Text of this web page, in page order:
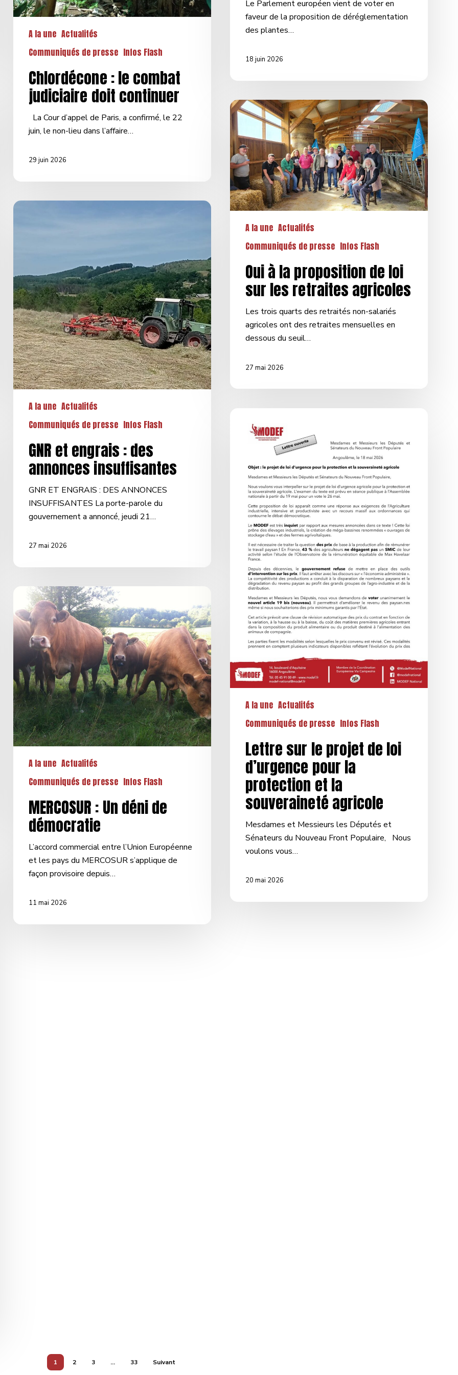
A la une Actualités
Communiqués de presse Infos Flash
Chlordécone : le combat
judiciaire doit continuer
La Cour d’appel de Paris, a confirmé, le 22
juin, le non-lieu dans l’affaire…
29 juin 2026
Le Parlement européen vient de voter en
faveur de la proposition de déréglementation
des plantes…
18 juin 2026
Oui
à
la
proposition
de
loi
sur
les
retraites
agricoles
A la une Actualités
Communiqués de presse Infos Flash
Oui à la proposition de loi
sur les retraites agricoles
Les trois quarts des retraités non-salariés
agricoles ont des retraites mensuelles en
dessous du seuil…
27 mai 2026
GNR
annonces
insuffisantes
A la une Actualités
Communiqués de presse Infos Flash
GNR et engrais : des
annonces insuffisantes
GNR ET ENGRAIS : DES ANNONCES
INSUFFISANTES La porte-parole du
gouvernement a annoncé, jeudi 21…
27 mai 2026
d’urgence
protection
souveraineté
agricole
A la une Actualités
Communiqués de presse Infos Flash
Lettre sur le projet de loi
d’urgence pour la
protection et la
souveraineté agricole
Mesdames et Messieurs les Députés et
Sénateurs du Nouveau Front Populaire, Nous
voulons vous…
20 mai 2026
MERCOSUR
Un
déni
de
démocratie
A la une Actualités
Communiqués de presse Infos Flash
MERCOSUR : Un déni de
démocratie
L’accord commercial entre l’Union Européenne
et les pays du MERCOSUR s’applique de
façon provisoire depuis…
11 mai 2026
1 2 3 … 33 Suivant